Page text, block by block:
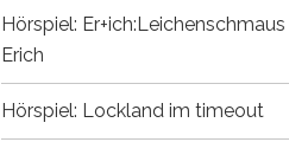
Hörspiel:
Erich
Hörspiel: Lockland im timeout